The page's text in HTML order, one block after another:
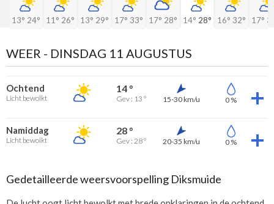
13° 24° 11° 26° 13° 29° 17° 33° 17° 28° 14° 28° 16° 32° 17°
WEER - DINSDAG 11 AUGUSTUS
Ochtend
Licht bewolkt
14 °
Gev : 13 ° 15-30 km/u 0 %
Namiddag
Licht bewolkt
28 °
Gev : 28 ° 20-35 km/u 0 %
Gedetailleerde weersvoorspelling Diksmuide